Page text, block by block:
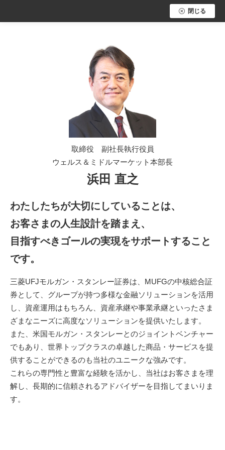
閉じる
取締役 副社長執行役員
ウェルス＆ミドルマーケット本部長
浜田 直之
わたしたちが大切にしていることは、
お客さまの人生設計を踏まえ、
目指すべきゴールの実現をサポートすること
です。
三菱UFJモルガン・スタンレー証券は、MUFGの中核総合証
券として、グループが持つ多様な金融ソリューションを活用
し、資産運用はもちろん、資産承継や事業承継といったさま
ざまなニーズに高度なソリューションを提供いたします。
また、米国モルガン・スタンレーとのジョイントベンチャー
でもあり、世界トップクラスの卓越した商品・サービスを提
供することができるのも当社のユニークな強みです。
これらの専門性と豊富な経験を活かし、当社はお客さまを理
解し、長期的に信頼されるアドバイザーを目指してまいりま
す。